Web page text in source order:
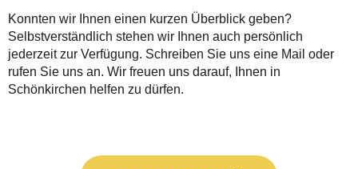
Konnten wir Ihnen einen kurzen Überblick geben?
Selbstverständlich stehen wir Ihnen auch persönlich
jederzeit zur Verfügung. Schreiben Sie uns eine Mail oder
rufen Sie uns an. Wir freuen uns darauf, Ihnen in
Schönkirchen helfen zu dürfen.